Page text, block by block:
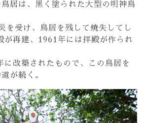
居は、黒く塗られた大型の明神鳥
を受け、鳥居を残して焼失してし
が再建、1961年には拝殿が作られ
に改築されたもので、この鳥居を
が続く。